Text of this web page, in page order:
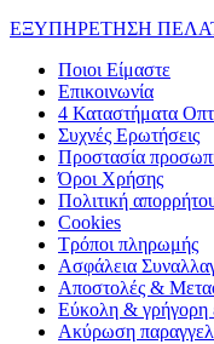
ΕΞΥΠΗΡΕΤΗΣΗ
Ποιοι Είμαστε
Επικοινωνία
4 Καταστήματα
Συχνές Ερωτήσεις
Προστασία
Όροι Χρήσης
Πολιτική
Cookies
Τρόποι πληρωμής
Ασφάλεια
Αποστολές &
Εύκολη & γρήγορη
Ακύρωση